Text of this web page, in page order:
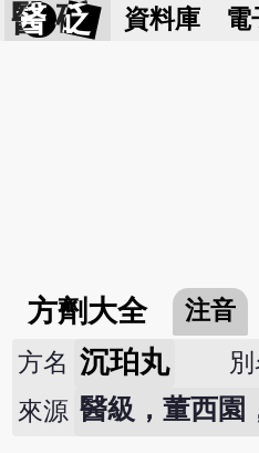
醫 砭 資料庫 電
方劑大全 注音
方名 沉珀丸
來源 醫級，董西園